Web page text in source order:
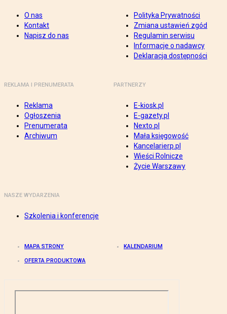
O nas
Kontakt
Napisz do nas
Polityka Prywatności
Zmiana ustawień zgód
Regulamin serwisu
Informacje o nadawcy
Deklaracja dostępności
REKLAMA I PRENUMERATA
Reklama
Ogłoszenia
Prenumerata
Archiwum
PARTNERZY
E-kiosk.pl
E-gazety.pl
Nexto.pl
Mała księgowość
Kancelarierp.pl
Wieści Rolnicze
Życie Warszawy
NASZE WYDARZENIA
Szkolenia i konferencje
MAPA STRONY KALENDARIUM
OFERTA PRODUKTOWA